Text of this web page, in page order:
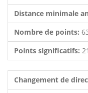
Distance minimale
Nombre de points:
Points significatifs:
Changement de